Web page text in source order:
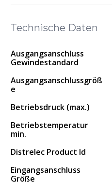
Technische Daten
Ausgangsanschluss
Gewindestandard
Ausgangsanschlussgröß
e
Betriebsdruck (max.)
Betriebstemperatur
min.
Distrelec Product Id
Eingangsanschluss
Größe